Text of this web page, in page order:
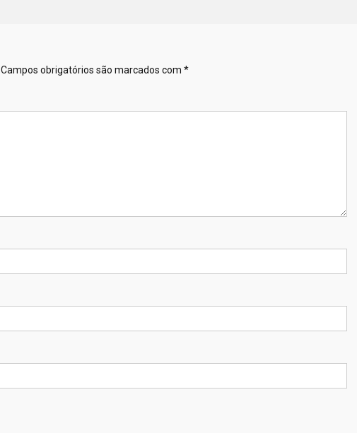
Campos obrigatórios são marcados com *